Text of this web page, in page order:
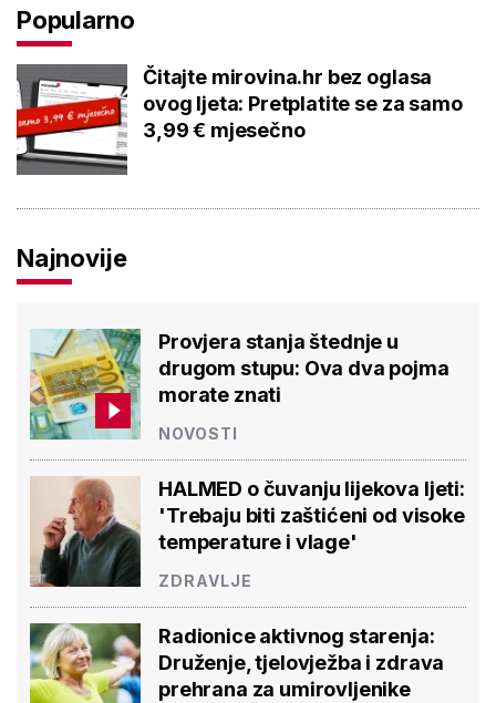
Popularno
Čitajte mirovina.hr bez oglasa
ovog ljeta: Pretplatite se za samo
3,99 € mjesečno
Najnovije
Provjera stanja štednje u
drugom stupu: Ova dva pojma
morate znati
NOVOSTI
HALMED o čuvanju lijekova ljeti:
'Trebaju biti zaštićeni od visoke
temperature i vlage'
ZDRAVLJE
Radionice aktivnog starenja:
Druženje, tjelovježba i zdrava
prehrana za umirovljenike